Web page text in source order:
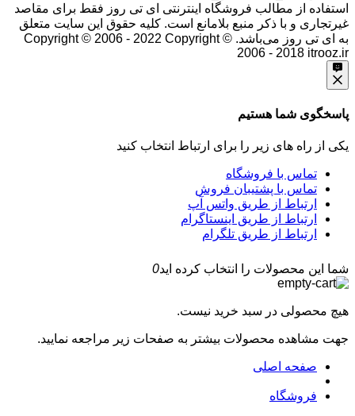
استفاده از مطالب فروشگاه اینترنتی ای تی روز فقط برای مقاصد
غیرتجاری و با ذکر منبع بلامانع است. کلیه حقوق این سایت متعلق
به ای تی روز می‌باشد. Copyright © 2006 - 2022 Copyright ©
2006 - 2018 itrooz.ir
پاسخگوی شما هستیم
یکی از راه های زیر را برای ارتباط انتخاب کنید
تماس با فروشگاه
تماس با پشتیبان فروش
ارتباط از طریق واتس آپ
ارتباط از طریق اینستاگرام
ارتباط از طریق تلگرام
شما این محصولات را انتخاب کرده اید0
هیچ محصولی در سبد خرید نیست.
جهت مشاهده محصولات بیشتر به صفحات زیر مراجعه نمایید.
صفحه اصلی
فروشگاه